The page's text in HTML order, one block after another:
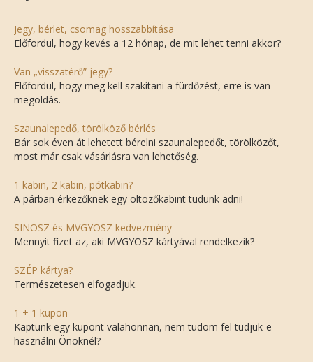
Jegy, bérlet, csomag hosszabbítása
Előfordul, hogy kevés a 12 hónap, de mit lehet tenni akkor?
Van „visszatérő” jegy?
Előfordul, hogy meg kell szakítani a fürdőzést, erre is van
megoldás.
Szaunalepedő, törölköző bérlés
Bár sok éven át lehetett bérelni szaunalepedőt, törölközőt,
most már csak vásárlásra van lehetőség.
1 kabin, 2 kabin, pótkabin?
A párban érkezőknek egy öltözőkabint tudunk adni!
SINOSZ és MVGYOSZ kedvezmény
Mennyit fizet az, aki MVGYOSZ kártyával rendelkezik?
SZÉP kártya?
Természetesen elfogadjuk.
1 + 1 kupon
Kaptunk egy kupont valahonnan, nem tudom fel tudjuk-e
használni Önöknél?